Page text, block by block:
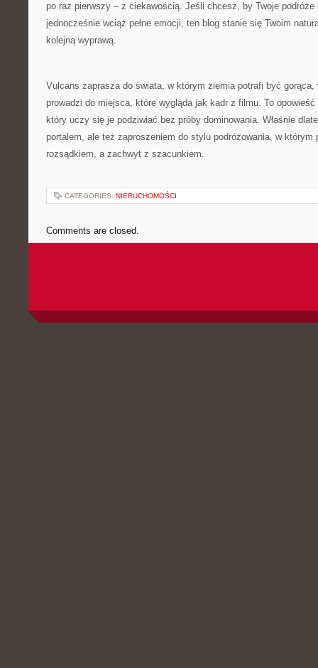
po raz pierwszy – z ciekawością. Jeśli chcesz, by Twoje podróże
jednocześnie wciąż pełne emocji, ten blog stanie się Twoim
kolejną wyprawą.
Vulcans zaprasza do świata, w którym ziemia potrafi być
prowadzi do miejsca, które wygląda jak kadr z filmu. To opowieść
który uczy się je podziwiać bez próby dominowania. Właśnie
portalem, ale też zaproszeniem do stylu podróżowania, w którym
rozsądkiem, a zachwyt z szacunkiem.
CATEGORIES: NIERUCHOMOŚCI
Comments are closed.